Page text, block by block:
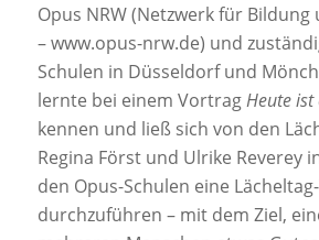
Opus NRW (Netzwerk für
– www.opus-nrw.de) und
Schulen in Düsseldorf und
lernte bei einem VortragHeute ist
kennen und ließ sich von den
Regina Först und Ulrike Reverey
den Opus-Schulen eine
durchzuführen – mit dem Ziel,